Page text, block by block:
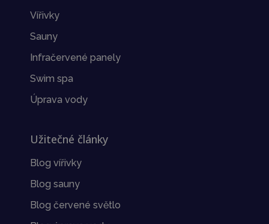
Vířivky
Sauny
Infračervené panely
Swim spa
Úprava vody
Užitečné články
Blog vířivky
Blog sauny
Blog červené světlo